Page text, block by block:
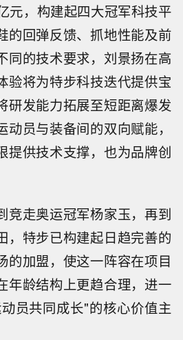
元，构建起四大冠军科技平
的回弹反馈、抓地性能及前
同的技术要求，刘景扬在高
验将为特步科技迭代提供宝
研发能力拓展至短距离爆发
员与装备间的双向赋能，
提供技术支撑，也为品牌创
竞走奥运冠军杨家玉，再到
，特步已构建起日趋完善的
的加盟，使这一阵容在项目
年龄结构上更趋合理，进一
员共同成长"的核心价值主